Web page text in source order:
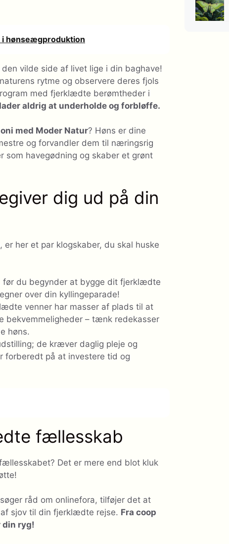
i hønseægproduktion
vilde side af livet lige i din baghave!
rytme og observere deres fjols
med fjerklædte berømtheder i
aldrig at underholde og forbløffe.
med Moder Natur? Høns er dine
og forvandler dem til næringsrig
som havegødning og skaber et grønt
dig ud på din
her et par klogskaber, du skal huske
før du begynder at bygge dit fjerklædte
over din kyllingeparade!
venner har masser af plads til at
bekvemmeligheder – tænk redekasser
høns.
de kræver daglig pleje og
forberedt på at investere tid og
fællesskab
Det er mere end blot kluk
råd om onlinefora, tilføjer det at
sjov til din fjerklædte rejse. Fra coop
ryg!